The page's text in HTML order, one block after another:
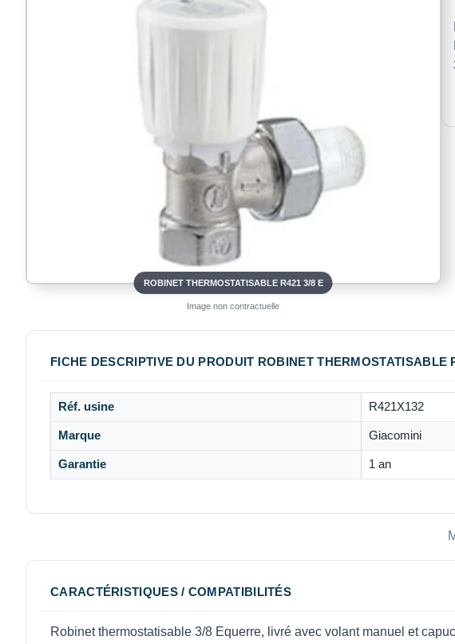
ROBINET THERMOSTATISABLE R421 3/8 E
Image non contractuelle
FICHE DESCRIPTIVE DU PRODUIT ROBINET THERMOSTATISABLE
Réf. usine R421X132
Marque Giacomini
Garantie 1 an
CARACTÉRISTIQUES / COMPATIBILITÉS
Robinet thermostatisable 3/8 Equerre, livré avec volant manuel et